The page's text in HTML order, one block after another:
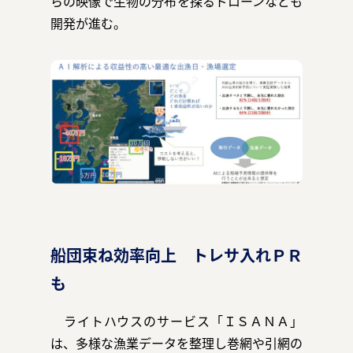
開発が進む。
船団束ね効率向上 トレサ入れＰＲ
も
ライトハウスのサービス「ＩＳＡＮＡ」
は、多様な漁業データを整理し巻網や引網の